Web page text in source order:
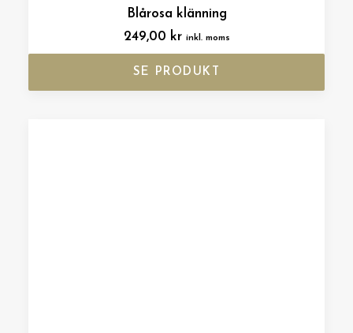
Blårosa klänning
249,00 kr inkl. moms
SE PRODUKT